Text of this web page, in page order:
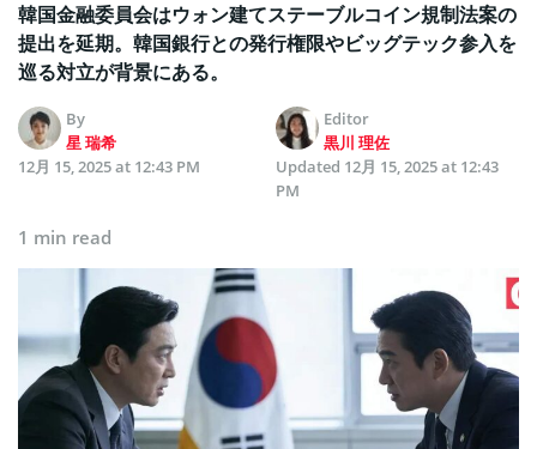
韓国金融委員会はウォン建てステーブルコイン規制法案の
提出を延期。韓国銀行との発行権限やビッグテック参入を
巡る対立が背景にある。
By
星 瑞希
Editor
黒川 理佐
12月 15, 2025 at 12:43 PM
Updated 12月 15, 2025 at 12:43
PM
1 min read